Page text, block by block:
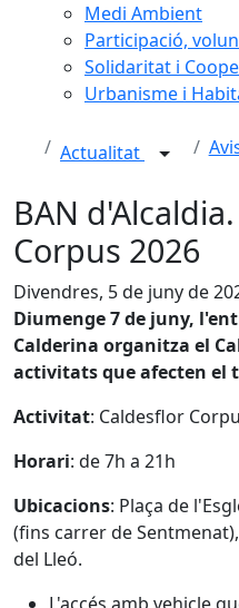
Medi Ambient
Participació,
Solidaritat i
Urbanisme i
Actualitat
BAN
Corpus 2026
Divendres, 5 de juny de
Diumenge 7 de juny,
Calderina organitza el
activitats que afecten el
Activitat: Caldesflor
Horari: de 7h a 21h
Ubicacions: Plaça de
(fins carrer de
del Lleó.